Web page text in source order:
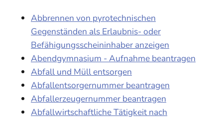
Abbrennen von pyrotechnischen
Gegenständen als Erlaubnis- oder
Befähigungsscheininhaber anzeigen
Abendgymnasium - Aufnahme beantragen
Abfall und Müll entsorgen
Abfallentsorgernummer beantragen
Abfallerzeugernummer beantragen
Abfallwirtschaftliche Tätigkeit nach